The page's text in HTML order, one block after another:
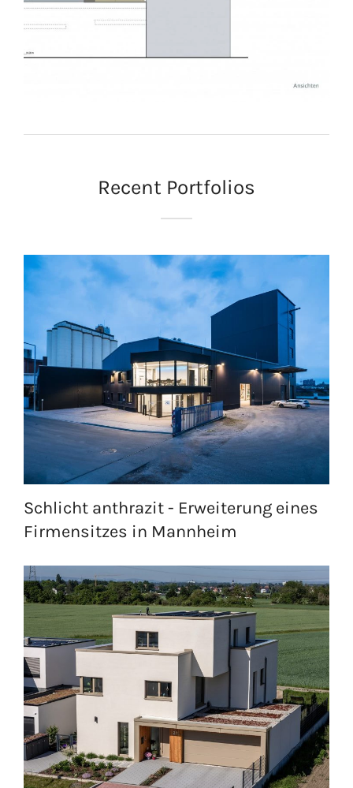
Recent Portfolios
Schlicht anthrazit - Erweiterung eines
Firmensitzes in Mannheim